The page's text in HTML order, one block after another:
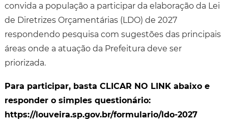
convida a população a participar da elaboração da Lei
de Diretrizes Orçamentárias (LDO) de 2027
respondendo pesquisa com sugestões das principais
áreas onde a atuação da Prefeitura deve ser
priorizada.
Para participar, basta CLICAR NO LINK abaixo e
responder o simples questionário:
https://louveira.sp.gov.br/formulario/ldo-2027